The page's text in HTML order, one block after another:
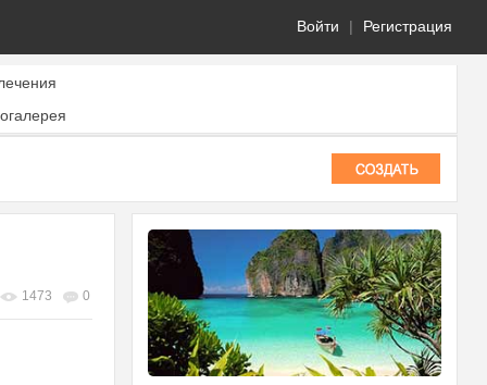
Войти | Регистрация
1473 0